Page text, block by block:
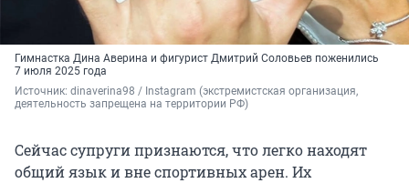
Гимнастка Дина Аверина и фигурист Дмитрий Соловьев поженились
7 июля 2025 года
Источник: dinaverina98 / Instagram (экстремистская организация,
деятельность запрещена на территории РФ)
Сейчас супруги признаются, что легко находят
общий язык и вне спортивных арен. Их